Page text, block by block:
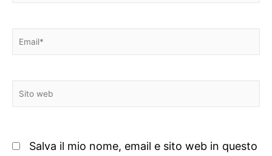
Email*
Sito
web
Salva il mio nome, email e sito web in questo